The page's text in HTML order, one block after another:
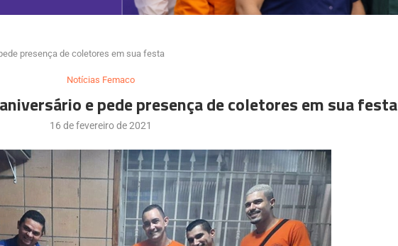
presença de coletores em sua festa
Notícias Femaco
e pede presença de coletores em sua festa
16 de fevereiro de 2021